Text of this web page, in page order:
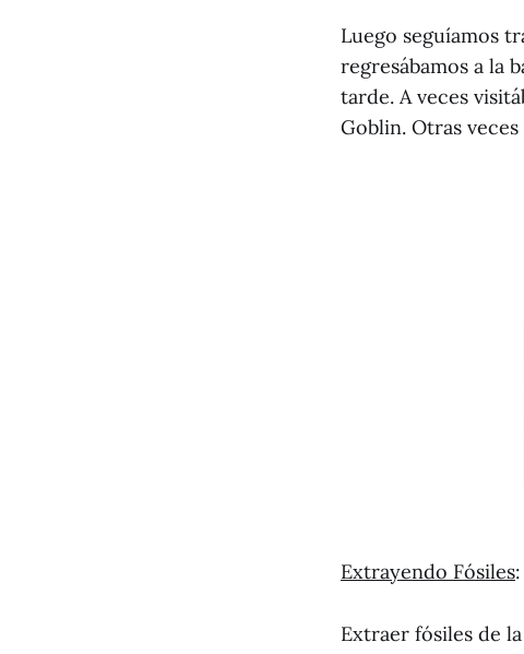
Luego seguíamos
regresábamos a la
tarde. A veces
Goblin. Otras
Extrayendo Fósiles:
Extraer fósiles de